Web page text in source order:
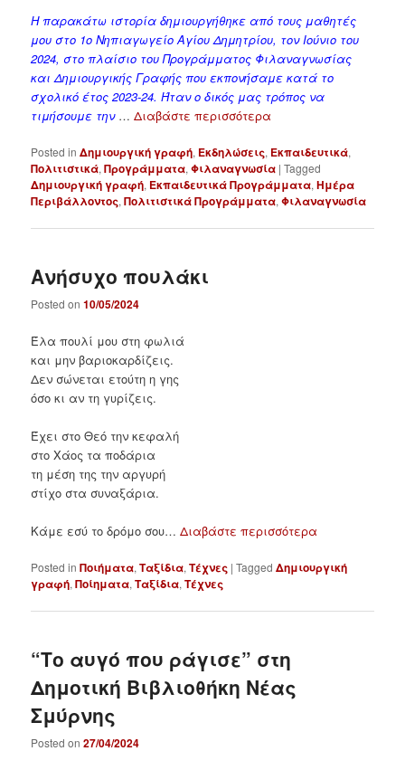
Η παρακάτω ιστορία δημιουργήθηκε από τους μαθητές
μου στο 1ο Νηπιαγωγείο Αγίου Δημητρίου, τον Ιούνιο του
2024, στο πλαίσιο του Προγράμματος Φιλαναγνωσίας
και Δημιουργικής Γραφής που εκπονήσαμε κατά το
σχολικό έτος 2023-24. Ήταν ο δικός μας τρόπος να
τιμήσουμε την …Διαβάστε περισσότερα
Posted in Δημιουργική γραφή, Εκδηλώσεις, Εκπαιδευτικά,
Πολιτιστικά,Προγράμματα,Φιλαναγνωσία |Tagged
Δημιουργική γραφή, Εκπαιδευτικά Προγράμματα,Ημέρα
Περιβάλλοντος,Πολιτιστικά Προγράμματα,Φιλαναγνωσία
Ανήσυχο πουλάκι
Posted on10/05/2024
Έλα πουλί μου στη φωλιά
και μην βαριοκαρδίζεις.
Δεν σώνεται ετούτη η γης
όσο κι αν τη γυρίζεις.
Έχει στο Θεό την κεφαλή
στο Χάος τα ποδάρια
τη μέση της την αργυρή
στίχο στα συναξάρια.
Κάμε εσύ το δρόμο σου…Διαβάστε περισσότερα
Posted in Ποιήματα,Ταξίδια,Τέχνες |Tagged Δημιουργική
γραφή,Ποίηματα,Ταξίδια,Τέχνες
“Το αυγό που ράγισε” στη
Δημοτική Βιβλιοθήκη Νέας
Σμύρνης
Posted on27/04/2024